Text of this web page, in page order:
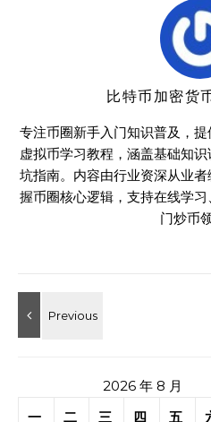
比特币加密货
专注币圈新手入门知识普及，提
虚拟币学习教程，涵盖基础知
坑指南。内容由行业资深从业
握币圈核心逻辑，支持在线学
门炒币
2026 年 8 月
一
二 三 四 五